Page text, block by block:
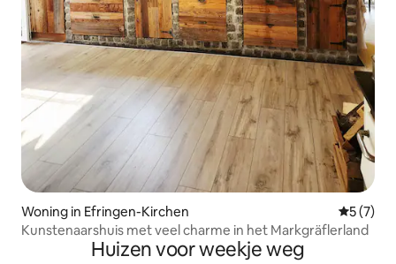
Woning in Efringen-Kirchen
5 (7)
Kunstenaarshuis met veel charme in het Markgräflerland
Huizen voor weekje weg